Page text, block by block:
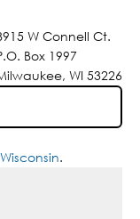
W Connell Ct.
Box 1997
WI 53226
.